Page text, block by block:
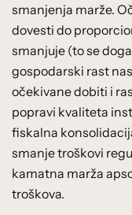
smanjenja marže.
dovesti do
smanjuje (to se
gospodarski rast
očekivane dobiti i
popravi kvaliteta
fiskalna
smanje troškovi
kamatna marža
troškova.